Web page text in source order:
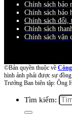
Chính sách bảo
Chính sách bảo
Chính sách đổi,
Chính sách
Chính sách vận
©Bản quyền thuộc về
hình ảnh phải được sự
Trưởng Ban biên tập: Ông
Tìm kiếm: